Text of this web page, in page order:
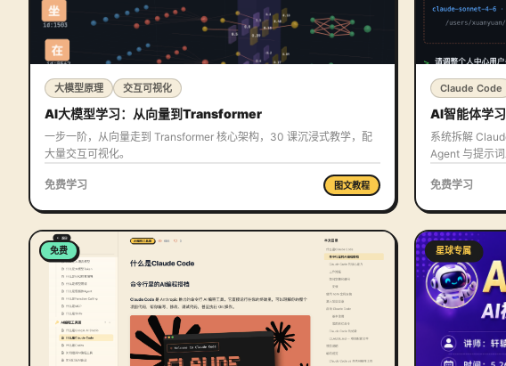
大模型原理 交互可视化
AI大模型学习：从向量到Transformer
一步一阶，从向量走到 Transformer 核心架构，30 课沉浸式教学，配
大量交互可视化。
免费学习 图文教程
Claude Code
AI智能体学
系统拆解
Agent 与提示词
免费学习
免费 星球专属